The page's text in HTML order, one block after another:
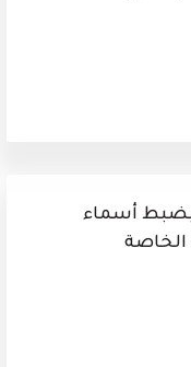
المتعلّق بضبط أسماء